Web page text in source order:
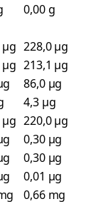
0,00 g
µg 228,0 µg
µg 213,1 µg
86,0 µg
4,3 µg
µg 220,0 µg
0,30 µg
0,30 µg
0,01 µg
0,66 mg